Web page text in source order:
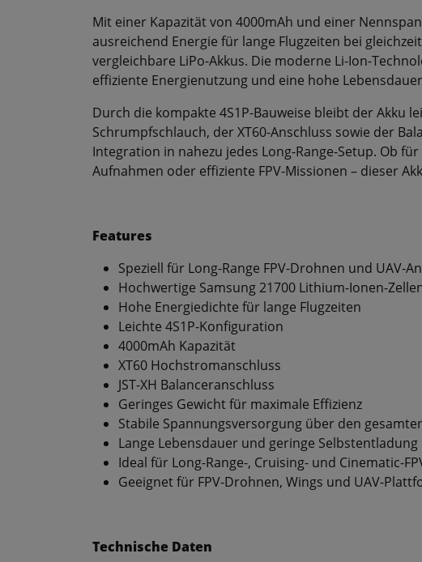
Mit einer Kapazität von 4000mAh und einer
ausreichend Energie für lange Flugzeiten bei
vergleichbare LiPo-Akkus. Die moderne Li-Ion-
effiziente Energienutzung und eine hohe
Durch die kompakte 4S1P-Bauweise bleibt der Akku
Schrumpfschlauch, der XT60-Anschluss sowie der
Integration in nahezu jedes Long-Range-Setup. Ob
Aufnahmen oder effiziente FPV-Missionen – dieser
Features
Speziell für Long-Range FPV-Drohnen und UAV-
Hochwertige Samsung 21700 Lithium-Ionen-
Hohe Energiedichte für lange Flugzeiten
Leichte 4S1P-Konfiguration
4000mAh Kapazität
XT60 Hochstromanschluss
JST-XH Balanceranschluss
Geringes Gewicht für maximale Effizienz
Stabile Spannungsversorgung über den
Lange Lebensdauer und geringe Selbstentladung
Ideal für Long-Range-, Cruising- und Cinematic-
Geeignet für FPV-Drohnen, Wings und UAV-
Technische Daten